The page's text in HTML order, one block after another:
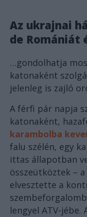
Az ukrajnai
de Romániát
…gondolhatja
katonaként
jelenleg is zajló
A férfi pár napja
katonaként,
karambolba
falu szélén, egy
ittas állapotban
összeütköztek –
elvesztette a
lengyel ATV-